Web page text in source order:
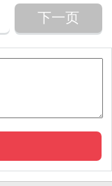
下一页